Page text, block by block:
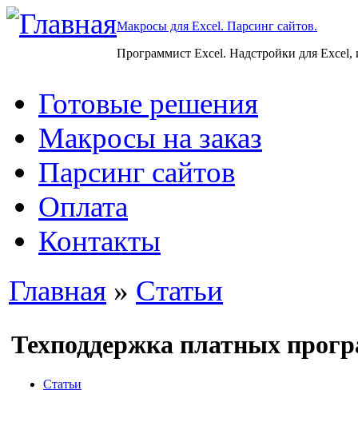
Макросы для Excel. Парсинг сайтов.
Программист Excel. Надстройки для Excel,
Готовые решения
Макросы на заказ
Парсинг сайтов
Оплата
Контакты
Главная » Статьи
Техподдержка платных
Статьи